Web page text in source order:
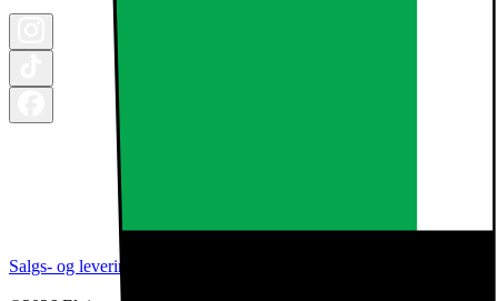
Salgs- og leveringsbetingelser